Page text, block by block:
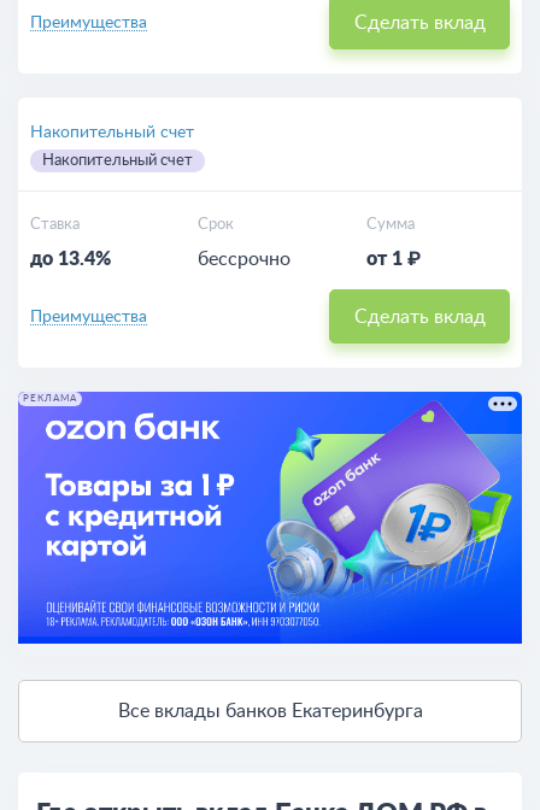
Преимущества Сделать вклад
Накопительный счет
Накопительный счет
Ставка
до 13.4%
Срок
бессрочно
Сумма
от 1 ₽
Преимущества Сделать вклад
РЕКЛАМА
Все вклады банков Екатеринбурга